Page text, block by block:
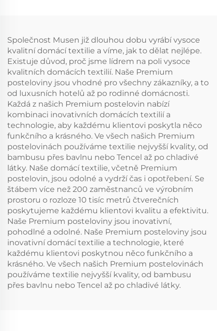
pračky
kapsy 6"-18" pro
ložnici, hotel (uhel
šedá)
Společnost Musen již dlouhou dobu vyrábí vysoce
kvalitní domácí textilie a víme, jak to dělat nejlépe.
Existuje důvod, proč jsme lídrem na poli vysoce
kvalitních domácích textilií. Naše Premium
posteloviny jsou vhodné pro všechny zákazníky, a to
od luxusních hotelů až po rodinné domácnosti.
Každá z našich Premium postelovin nabízí
kombinaci inovativních domácích textilií a
technologie, aby každému klientovi poskytla něco
funkčního a krásného. Ve všech našich Premium
postelovinách používáme textilie nejvyšší kvality, od
bambusu přes bavlnu nebo Tencel až po chladivé
látky. Naše domácí textilie, včetně Premium
postelovin, jsou odolné a vydrží čas i opotřebení. Se
štábem více než 200 zaměstnanců ve výrobním
prostoru o rozloze 10 tisíc metrů čtverečních
poskytujeme každému klientovi kvalitu a efektivitu.
Naše Premium posteloviny jsou inovativní,
pohodlné a odolné. Naše Premium posteloviny jsou
inovativní domácí textilie a technologie, které
každému klientovi poskytnou něco funkčního a
krásného. Ve všech našich Premium postelovinách
používáme textilie nejvyšší kvality, od bambusu
přes bavlnu nebo Tencel až po chladivé látky.